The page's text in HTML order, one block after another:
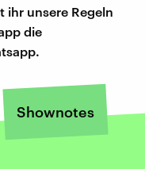
ihr unsere Regeln
die
Shownotes